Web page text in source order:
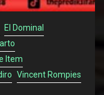
El Dominal
Item
Vincent Rompies